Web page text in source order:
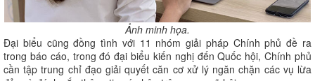
Ảnh minh họa.
Đại biểu cũng đồng tình với 11 nhóm giải pháp Chính phủ đề ra
trong báo cáo, trong đó đại biểu kiến nghị đến Quốc hội, Chính phủ
cần tập trung chỉ đạo giải quyết căn cơ xử lý ngăn chặn các vụ lừa